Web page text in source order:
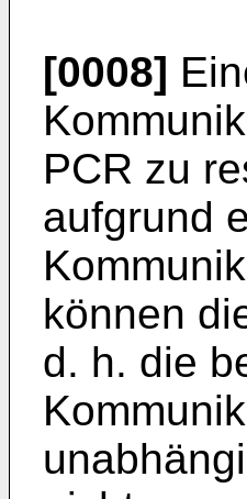
[0008]
PCR zu
aufgrund
können
d. h. die